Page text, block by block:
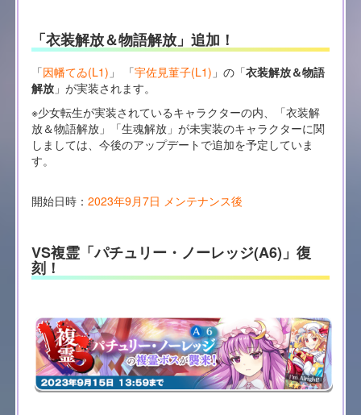
「衣装解放＆物語解放」追加！
「因幡てゐ(L1) 」 「宇佐見菫子(L1) 」の「衣装解放＆物語
解放」が実装されます。
※少女転生が実装されているキャラクターの内、「衣装解
放＆物語解放」「生魂解放」が未実装のキャラクターに関
しましては、今後のアップデートで追加を予定していま
す。
開始日時： 2023年9月7日 メンテナンス後
VS複霊「パチュリー・ノーレッジ(A6)」復
刻！